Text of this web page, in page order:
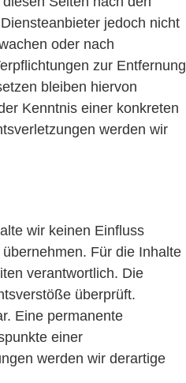
jedoch nicht
oder nach
zur Entfernung
bleiben hiervon
Kenntnis einer konkreten
werden wir
wir keinen Einfluss
Für die Inhalte
verantwortlich. Die
überprüft.
Eine permanente
einer
werden wir derartige